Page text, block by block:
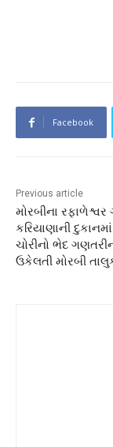
Facebook
Previous article
મોરબીના રફાળેશ્વર
કરિયાણાની
ચોરીનો ભેદ
ઉકેલતી મોરબી